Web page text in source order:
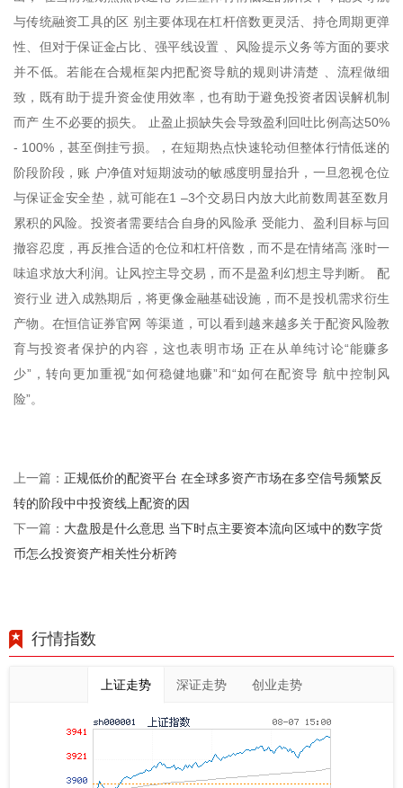
与传统融资工具的区 别主要体现在杠杆倍数更灵活、持仓周期更弹
性、但对于保证金占比、强平线设置 、风险提示义务等方面的要求
并不低。若能在合规框架内把配资导航的规则讲清楚 、流程做细
致，既有助于提升资金使用效率，也有助于避免投资者因误解机制
而产 生不必要的损失。 止盈止损缺失会导致盈利回吐比例高达50%
- 100%，甚至倒挂亏损。，在短期热点快速轮动但整体行情低迷的
阶段阶段，账 户净值对短期波动的敏感度明显抬升，一旦忽视仓位
与保证金安全垫，就可能在1 –3个交易日内放大此前数周甚至数月
累积的风险。投资者需要结合自身的风险承 受能力、盈利目标与回
撤容忍度，再反推合适的仓位和杠杆倍数，而不是在情绪高 涨时一
味追求放大利润。让风控主导交易，而不是盈利幻想主导判断。 配
资行业 进入成熟期后，将更像金融基础设施，而不是投机需求衍生
产物。在恒信证券官网 等渠道，可以看到越来越多关于配资风险教
育与投资者保护的内容，这也表明市场 正在从单纯讨论“能赚多
少”，转向更加重视“如何稳健地赚”和“如何在配资导 航中控制风
险”。
上一篇： 正规低价的配资平台 在全球多资产市场在多空信号频繁反
转的阶段中中投资线上配资的因
下一篇： 大盘股是什么意思 当下时点主要资本流向区域中的数字货
币怎么投资资产相关性分析跨
行情指数
上证走势 深证走势 创业走势